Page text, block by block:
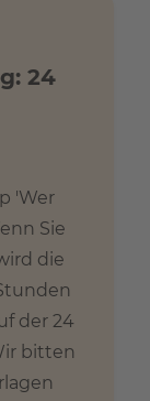
24
'Wer
Sie
die
der 24
bitten